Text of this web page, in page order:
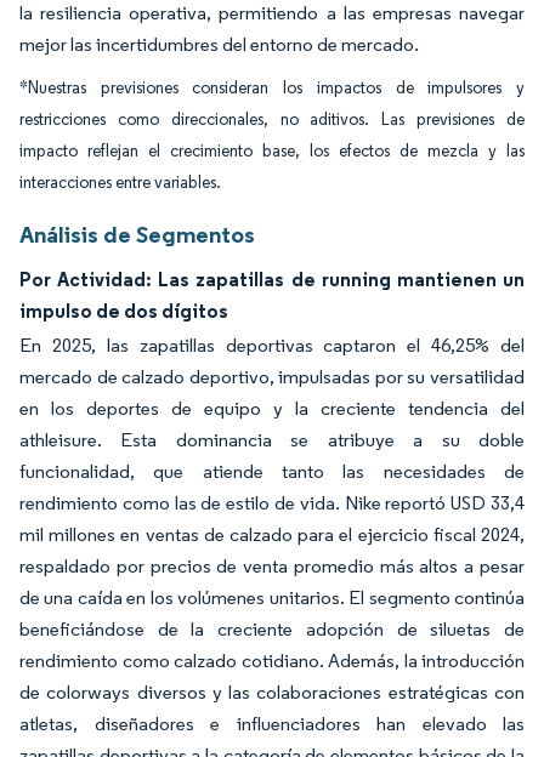
la resiliencia operativa, permitiendo a las empresas navegar
mejor las incertidumbres del entorno de mercado.
*Nuestras previsiones consideran los impactos de impulsores y
restricciones como direccionales, no aditivos. Las previsiones de
impacto reflejan el crecimiento base, los efectos de mezcla y las
interacciones entre variables.
Análisis de Segmentos
Por Actividad: Las zapatillas de running mantienen un
impulso de dos dígitos
En 2025, las zapatillas deportivas captaron el 46,25% del
mercado de calzado deportivo, impulsadas por su versatilidad
en los deportes de equipo y la creciente tendencia del
athleisure. Esta dominancia se atribuye a su doble
funcionalidad, que atiende tanto las necesidades de
rendimiento como las de estilo de vida. Nike reportó USD 33,4
mil millones en ventas de calzado para el ejercicio fiscal 2024,
respaldado por precios de venta promedio más altos a pesar
de una caída en los volúmenes unitarios. El segmento continúa
beneficiándose de la creciente adopción de siluetas de
rendimiento como calzado cotidiano. Además, la introducción
de colorways diversos y las colaboraciones estratégicas con
atletas, diseñadores e influenciadores han elevado las